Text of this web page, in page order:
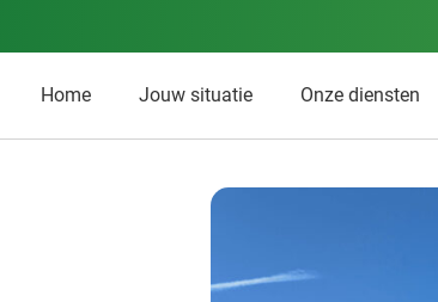
Home Jouw situatie Onze diensten